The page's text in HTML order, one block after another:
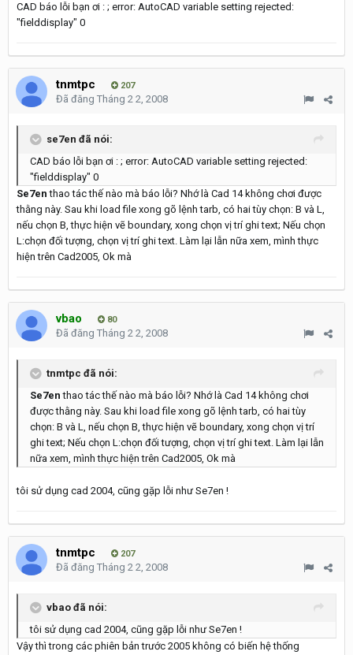
CAD báo lỗi bạn ơi : ; error: AutoCAD variable setting rejected:
"fielddisplay" 0
tnmtpc 207
Đã đăng Tháng 2 2, 2008
se7en đã nói:
CAD báo lỗi bạn ơi : ; error: AutoCAD variable setting rejected:
"fielddisplay" 0
Se7en thao tác thế nào mà báo lỗi? Nhớ là Cad 14 không chơi được
thằng này. Sau khi load file xong gõ lệnh tarb, có hai tùy chọn: B và L,
nếu chọn B, thực hiện vẽ boundary, xong chọn vị trí ghi text; Nếu chọn
L:chọn đối tượng, chọn vị trí ghi text. Làm lại lẫn nữa xem, mình thực
hiện trên Cad2005, Ok mà
vbao 80
Đã đăng Tháng 2 2, 2008
tnmtpc đã nói:
Se7en thao tác thế nào mà báo lỗi? Nhớ là Cad 14 không chơi
được thằng này. Sau khi load file xong gõ lệnh tarb, có hai tùy
chọn: B và L, nếu chọn B, thực hiện vẽ boundary, xong chọn vị trí
ghi text; Nếu chọn L:chọn đối tượng, chọn vị trí ghi text. Làm lại lẫn
nữa xem, mình thực hiện trên Cad2005, Ok mà
tôi sử dụng cad 2004, cũng gặp lỗi như Se7en !
tnmtpc 207
Đã đăng Tháng 2 2, 2008
vbao đã nói:
tôi sử dụng cad 2004, cũng gặp lỗi như Se7en !
Vậy thì trong các phiên bản trước 2005 không có biến hệ thống